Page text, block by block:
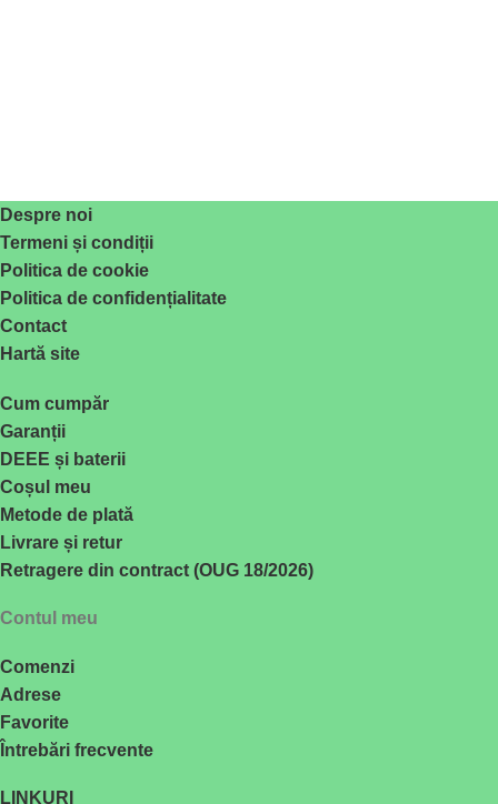
Despre noi
Termeni și condiții
Politica de cookie
Politica de confidențialitate
Contact
Hartă site
Cum cumpăr
Garanții
DEEE și baterii
Coșul meu
Metode de plată
Livrare și retur
Retragere din contract (OUG 18/2026)
Contul meu
Comenzi
Adrese
Favorite
Întrebări frecvente
LINKURI